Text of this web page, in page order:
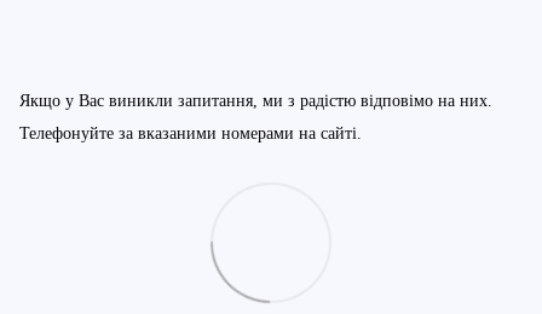
Якщо у Вас виникли запитання, ми з радістю відповімо на них.
Телефонуйте за вказаними номерами на сайті.